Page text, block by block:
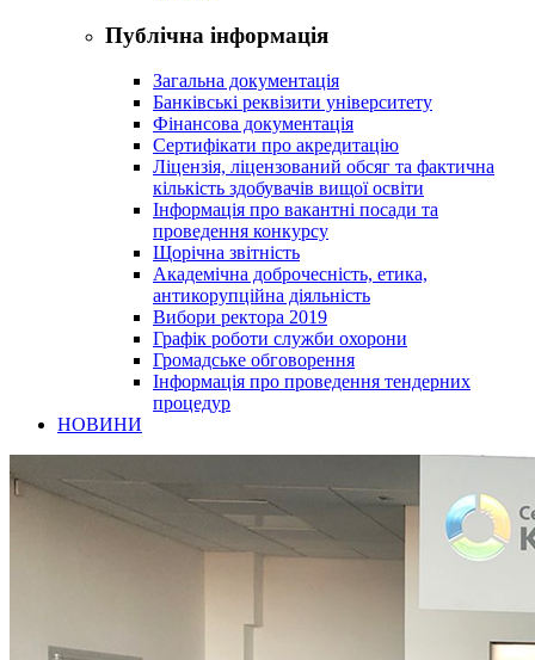
Публічна інформація
Загальна документація
Банківські реквізити університету
Фінансова документація
Сертифікати про акредитацію
Ліцензія, ліцензований обсяг та фактична
кількість здобувачів вищої освіти
Інформація про вакантні посади та
проведення конкурсу
Щорічна звітність
Академічна доброчесність, етика,
антикорупційна діяльність
Вибори ректора 2019
Графік роботи служби охорони
Громадське обговорення
Інформація про проведення тендерних
процедур
НОВИНИ